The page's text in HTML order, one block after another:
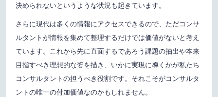
決められないというような状況も起きています。
さらに現代は多くの情報にアクセスできるので、ただコンサ
ルタントが情報を集めて整理するだけでは価値がないと考え
ています。これから先に直面するであろう課題の抽出や本来
目指すべき理想的な姿を描き、いかに実現に導くかが私たち
コンサルタントの担うべき役割です。それこそがコンサルタ
ントの唯一の付加価値なのかもしれません。